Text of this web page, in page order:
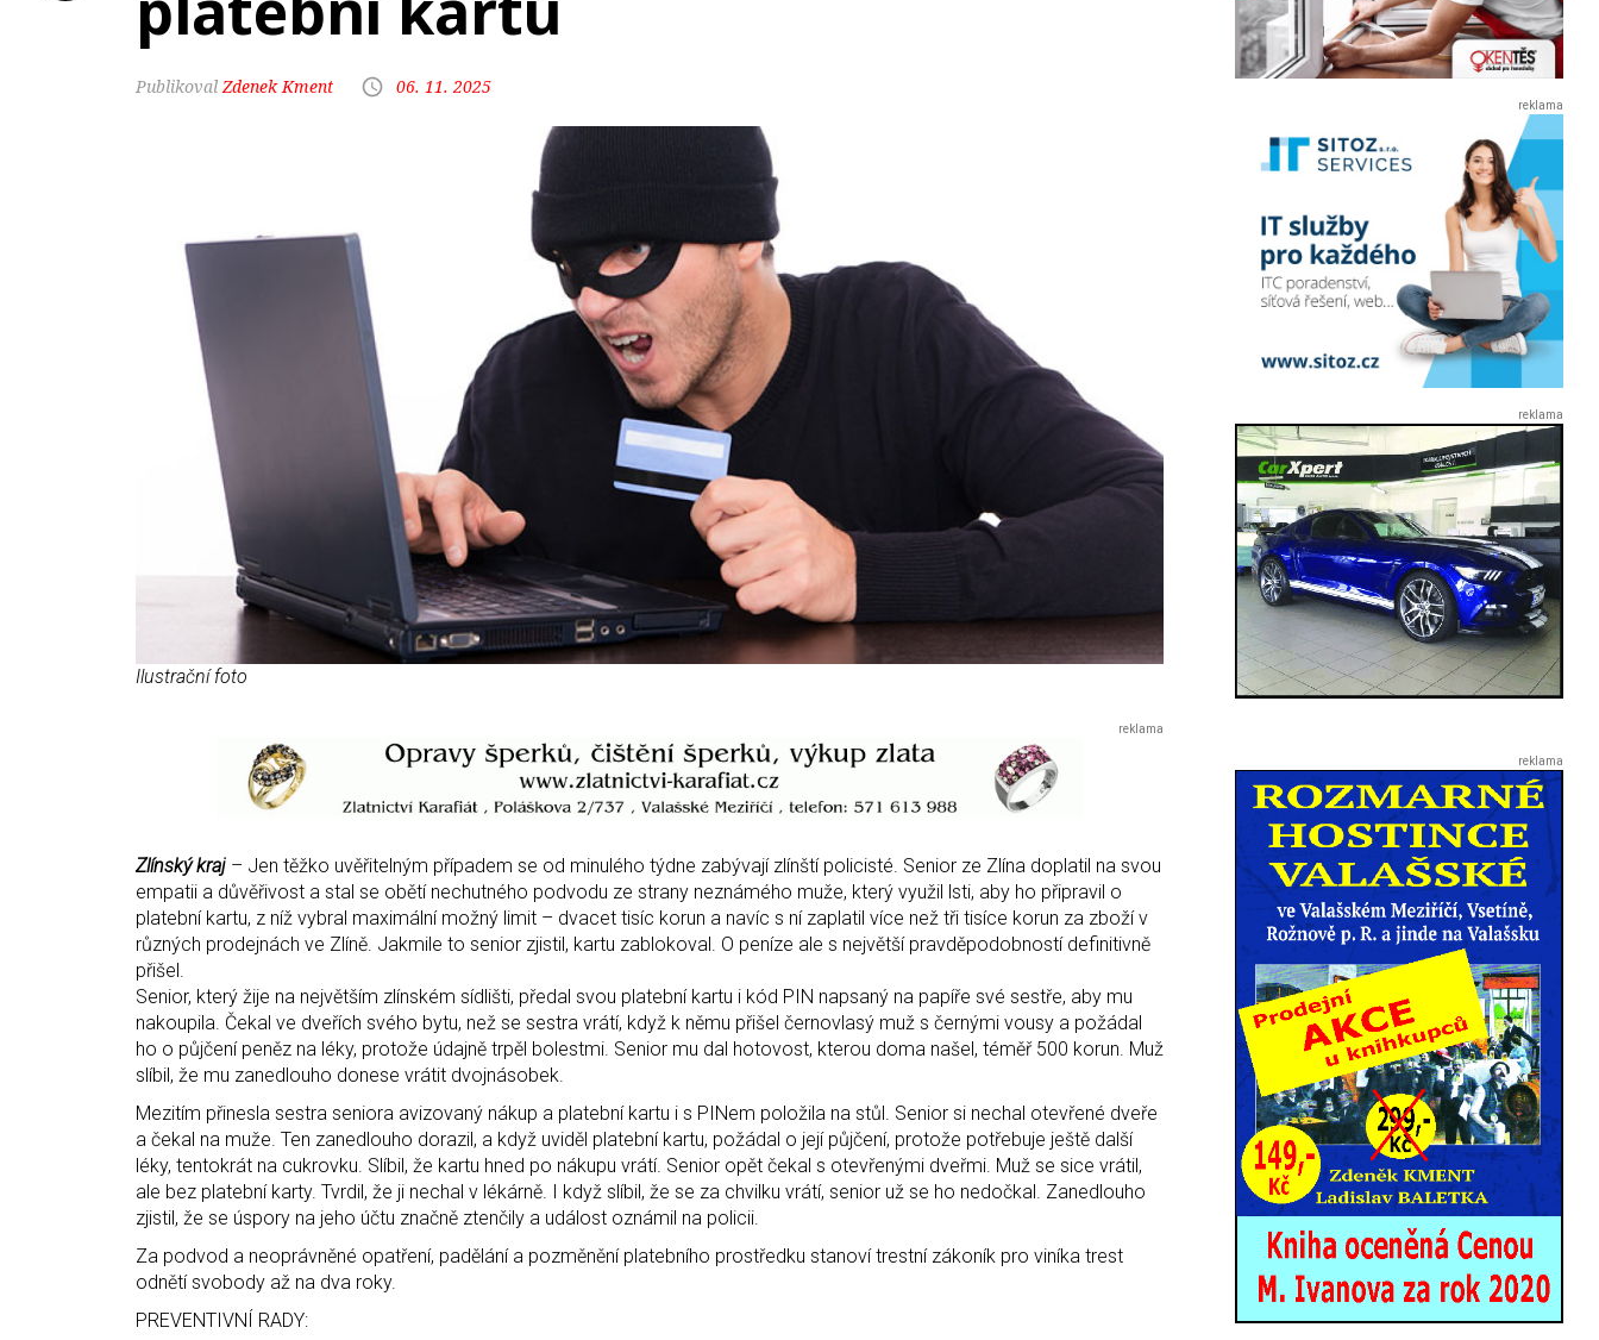
Zdenek Kment 06. 11. 2025
Ilustrační foto
Zlínský kraj – Jen těžko uvěřitelným případem se od minulého týdne zabývají zlínští policisté. Senior ze Zlína doplatil na svou
empatii a důvěřivost a stal se obětí nechutného podvodu ze strany neznámého muže, který využil lsti, aby ho připravil o
platební kartu, z níž vybral maximální možný limit – dvacet tisíc korun a navíc s ní zaplatil více než tři tisíce korun za zboží v
různých prodejnách ve Zlíně. Jakmile to senior zjistil, kartu zablokoval. O peníze ale s největší pravděpodobností definitivně
přišel.
Senior, který žije na největším zlínském sídlišti, předal svou platební kartu i kód PIN napsaný na papíře své sestře, aby mu
nakoupila. Čekal ve dveřích svého bytu, než se sestra vrátí, když k němu přišel černovlasý muž s černými vousy a požádal
ho o půjčení peněz na léky, protože údajně trpěl bolestmi. Senior mu dal hotovost, kterou doma našel, téměř 500 korun. Muž
slíbil, že mu zanedlouho donese vrátit dvojnásobek.
Mezitím přinesla sestra seniora avizovaný nákup a platební kartu i s PINem položila na stůl. Senior si nechal otevřené dveře
a čekal na muže. Ten zanedlouho dorazil, a když uviděl platební kartu, požádal o její půjčení, protože potřebuje ještě další
léky, tentokrát na cukrovku. Slíbil, že kartu hned po nákupu vrátí. Senior opět čekal s otevřenými dveřmi. Muž se sice vrátil,
ale bez platební karty. Tvrdil, že ji nechal v lékárně. I když slíbil, že se za chvilku vrátí, senior už se ho nedočkal. Zanedlouho
zjistil, že se úspory na jeho účtu značně ztenčily a událost oznámil na policii.
Za podvod a neoprávněné opatření, padělání a pozměnění platebního prostředku stanoví trestní zákoník pro viníka trest
odnětí svobody až na dva roky.
PREVENTIVNÍ RADY: